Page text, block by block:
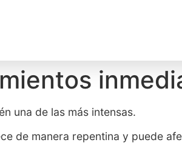
una de las más intensas.
de manera repentina y puede